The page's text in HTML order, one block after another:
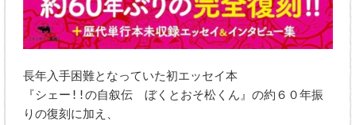
長年入手困難となっていた初エッセイ本
『シェー!!の自叙伝 ぼくとおそ松くん』の約６０年振
りの復刻に加え、